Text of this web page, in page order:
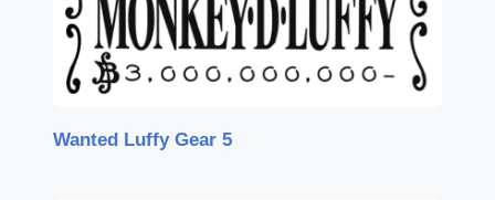
Wanted Luffy Gear 5